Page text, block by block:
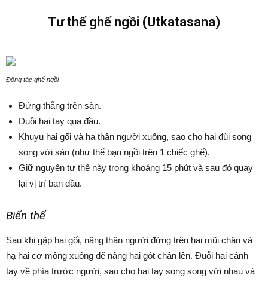
Tư thế ghế ngồi (Utkatasana)
Động tác ghế ngồi
Đứng thẳng trên sàn.
Duỗi hai tay qua đầu.
Khuỵu hai gối và hạ thân người xuống, sao cho hai đùi song
song với sàn (như thể bạn ngồi trên 1 chiếc ghế).
Giữ nguyên tư thế này trong khoảng 15 phút và sau đó quay
lại vị trí ban đầu.
Biến thể
Sau khi gập hai gối, nâng thân người đứng trên hai mũi chân và
hạ hai cơ mông xuống để nâng hai gót chân lên. Đuỗi hai cánh
tay về phía trước người, sao cho hai tay song song với nhau và